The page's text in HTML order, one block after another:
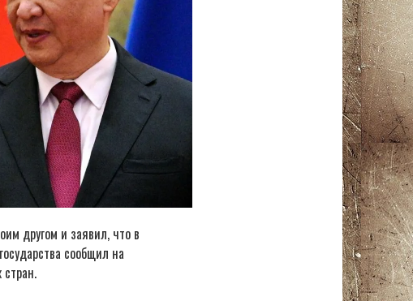
другом и заявил, что в
сообщил на